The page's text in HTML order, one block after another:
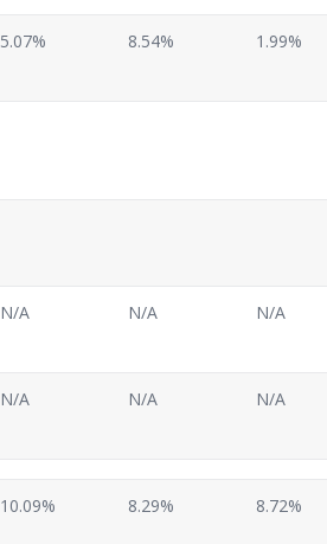
5.07% 8.54% 1.99%
N/A N/A N/A
N/A N/A N/A
10.09% 8.29% 8.72%